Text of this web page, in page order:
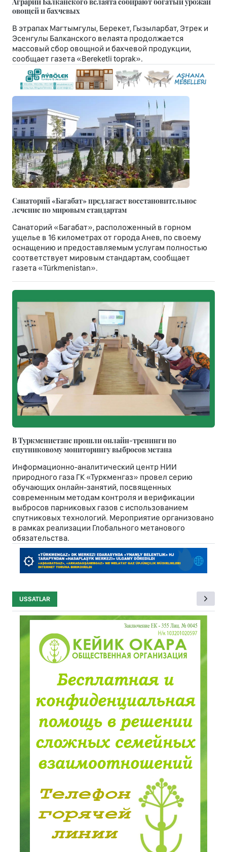
овощей и бахчевых
В этрапах Магтымгулы, Берекет, Гызыларбат, Этрек и
Эсенгулы Балканского велаята продолжается
массовый сбор овощной и бахчевой продукции,
сообщает газета «Bereketli toprak».
Санаторий «Багабат» предлагает восстановительное
лечение по мировым стандартам
Санаторий «Багабат», расположенный в горном
ущелье в 16 километрах от города Анев, по своему
оснащению и предоставляемым услугам полностью
соответствует мировым стандартам, сообщает
газета «Türkmenistan».
В Туркменистане прошли онлайн-тренинги по
спутниковому мониторингу выбросов метана
Информационно-аналитический центр НИИ
природного газа ГК «Туркменгаз» провел серию
обучающих онлайн-занятий, посвященных
современным методам контроля и верификации
выбросов парниковых газов с использованием
спутниковых технологий. Мероприятие организовано
в рамках реализации Глобального метанового
обязательства.
USSATLAR